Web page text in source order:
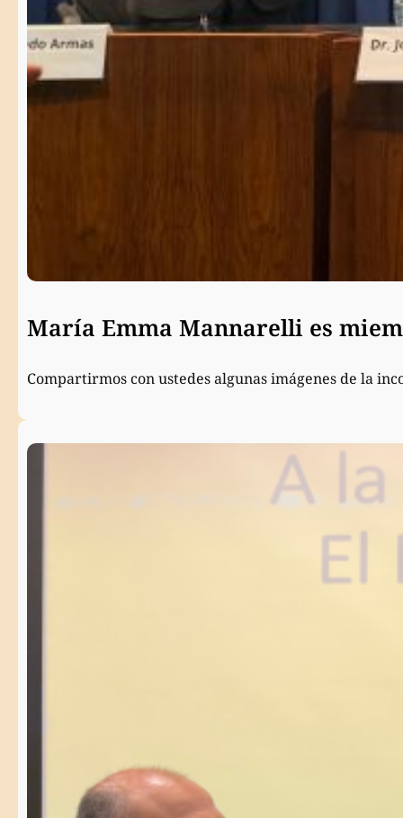
María Emma Mannarelli es
Compartirmos con ustedes algunas imágenes de la